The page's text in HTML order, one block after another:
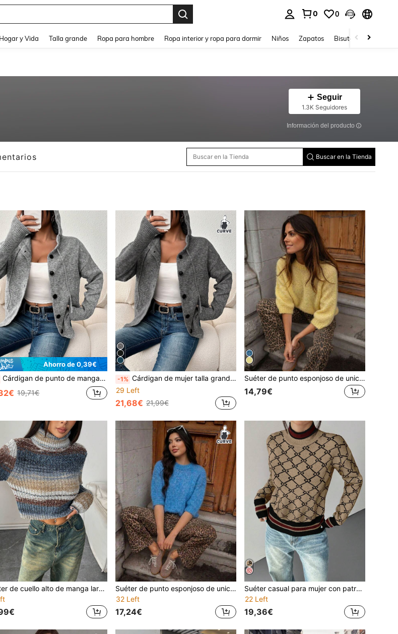
0 0
Hogar y Vida Talla grande Ropa para hombre Ropa interior y ropa para dormir Niños Zapatos Bisutería Y
Seguir
1.3K Seguidores
Información del producto
Buscar en la Tienda
Ahorro de 0,39€
Cárdigan de punto de manga larga de un solo pecho con botones y cordón, unicolor, ligero, adecuado para uso en la oficina, casual de otoño
19,71€
-1% Cárdigan de mujer talla grande de unicolor con botones y cordón, de manga larga, ligero, de un solo pecho, casual y de negocios, para otoño
29 Left
21,68€ 21,99€
Suéter de punto esponjoso de unicolor para mujer, top de punto holgado y oversized de moda amarillo para verano
14,79€
Suéter de cuello alto de manga larga con bloques de color para mujer, casual de negocios
Suéter de punto esponjoso de unicolor para mujer, top de punto holgado de estética chic de talla grande para verano
32 Left
17,24€
Suéter casual para mujer con patrón de bordado geométrico distintivo, cuello redondo, cómodo, de manga larga, de punto, tipo pullover, para otoño/invierno, vacaciones de otoño
22 Left
19,36€